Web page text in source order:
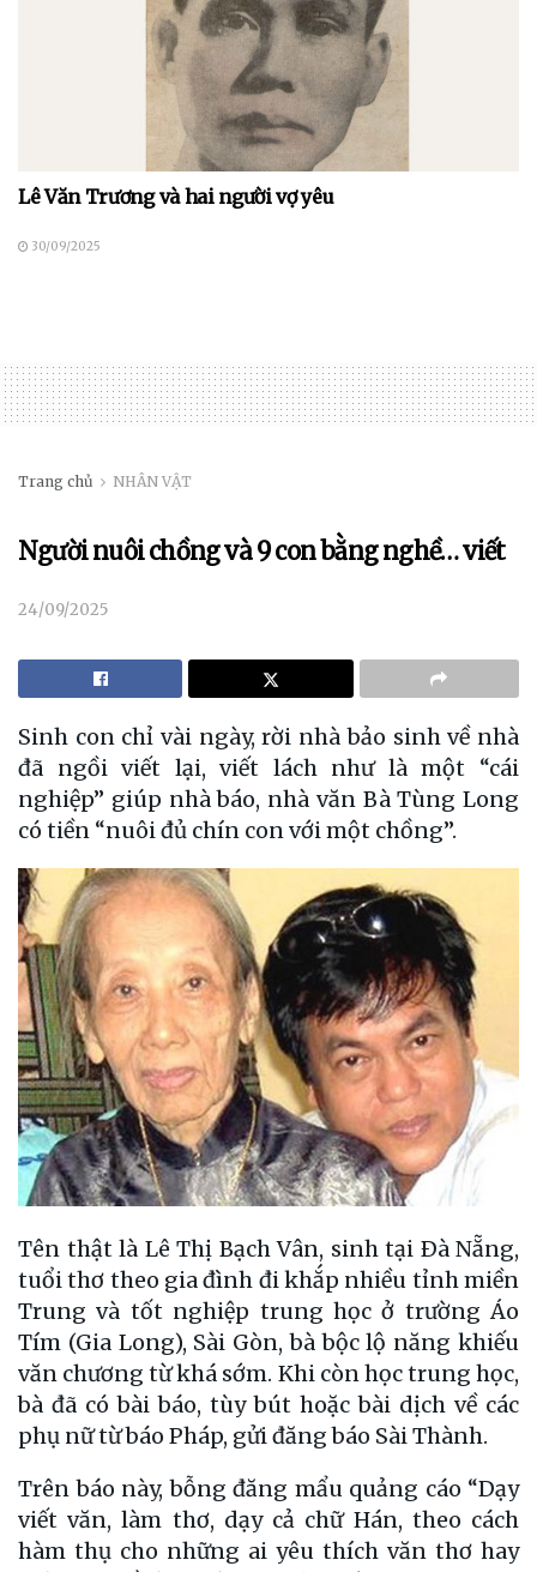
Lê Văn Trương và hai người vợ yêu
30/09/2025
Trang chủ NHÂN VẬT
Người nuôi chồng và 9 con bằng nghề… viết
24/09/2025
Sinh con chỉ vài ngày, rời nhà bảo sinh về nhà
đã ngồi viết lại, viết lách như là một “cái
nghiệp” giúp nhà báo, nhà văn Bà Tùng Long
có tiền “nuôi đủ chín con với một chồng”.
Tên thật là Lê Thị Bạch Vân, sinh tại Ðà Nẵng,
tuổi thơ theo gia đình đi khắp nhiều tỉnh miền
Trung và tốt nghiệp trung học ở trường Áo
Tím (Gia Long), Sài Gòn, bà bộc lộ năng khiếu
văn chương từ khá sớm. Khi còn học trung học,
bà đã có bài báo, tùy bút hoặc bài dịch về các
phụ nữ từ báo Pháp, gửi đăng báo Sài Thành.
Trên báo này, bỗng đăng mẩu quảng cáo “Dạy
viết văn, làm thơ, dạy cả chữ Hán, theo cách
hàm thụ cho những ai yêu thích văn thơ hay